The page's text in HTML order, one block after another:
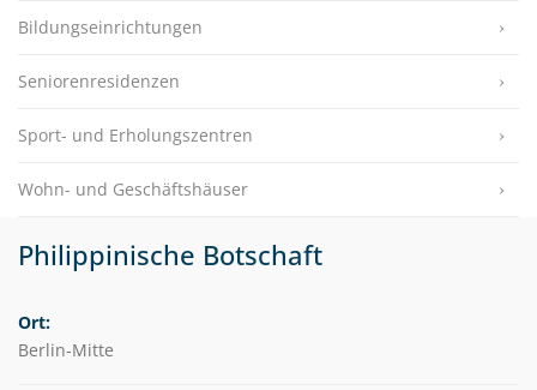
Bildungseinrichtungen
Seniorenresidenzen
Sport- und Erholungszentren
Wohn- und Geschäftshäuser
Philippinische Botschaft
Ort:
Berlin-Mitte